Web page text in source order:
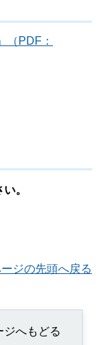
（PDF：
。
ジの先頭へ戻る
ジへもどる